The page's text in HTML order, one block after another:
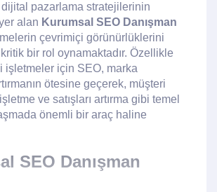
pazarlama stratejilerinin
alan Kurumsal SEO Danışman
çevrimiçi görünürlüklerini
bir rol oynamaktadır. Özellikle
işletmeler için SEO, marka
ötesine geçerek, müşteri
ve satışları artırma gibi temel
önemli bir araç haline
SEO Danışman